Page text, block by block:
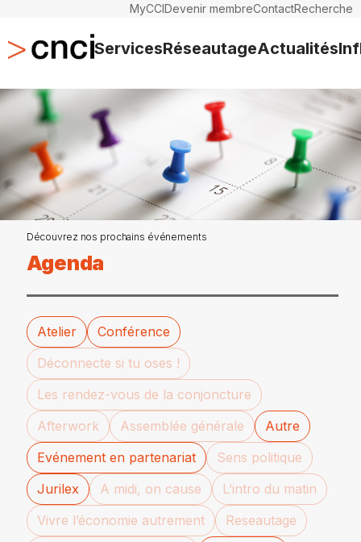
MyCCIDevenir membreContactRecherche
ServicesRéseautageActualités
Découvrez nos prochains événements
Agenda
Atelier
Conférence
Déconnecte si tu oses !
Les rendez-vous de la conjoncture
Afterwork
Assemblée générale
Autre
Evénement en partenariat
Sens politique
Jurilex
A midi, on cause
L’intro du matin
Vivre l’économie autrement
Reseautage